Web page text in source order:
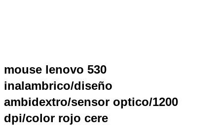
mouse lenovo 530
inalambrico/diseño
ambidextro/sensor optico/1200
dpi/color rojo cere